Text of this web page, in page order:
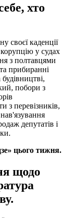
хто
своєї каденції
у судах
з полтавцями
прибиранні
побори з
з перевізників,
нав'язування
депутатів і
цього тижня.
щодо